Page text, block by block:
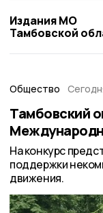
Издания МО
Тамбовской
Общество
Тамбовский
На конкурс
поддержки
движения.